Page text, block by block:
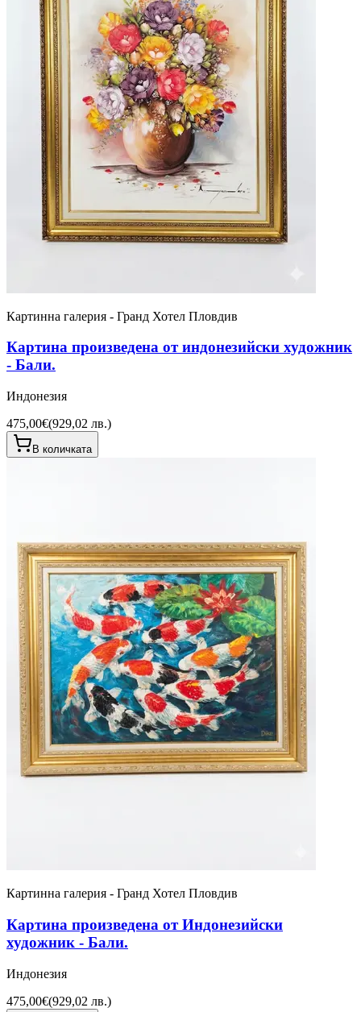
Картинна галерия - Гранд Хотел Пловдив
Картина произведена от индонезийски художник
- Бали.
Индонезия
475,00€(929,02 лв.)
В количката
Картинна галерия - Гранд Хотел Пловдив
Картина произведена от Индонезийски
художник - Бали.
Индонезия
475,00€(929,02 лв.)